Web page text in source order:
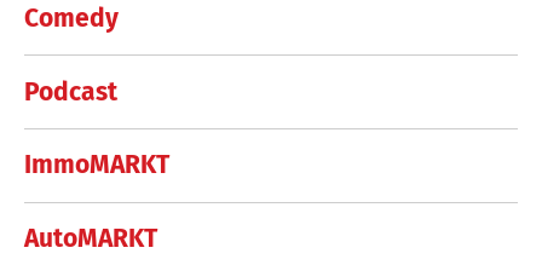
Comedy
Podcast
ImmoMARKT
AutoMARKT